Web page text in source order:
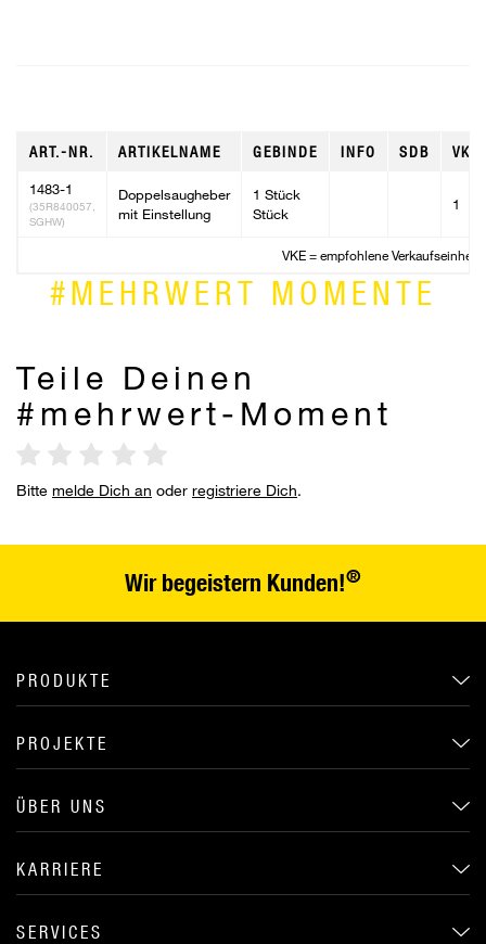
ART.-NR. ARTIKELNAME GEBINDE INFO SDB VKE
1483-1
(35R840057,
SGHW)
Doppelsaugheber
mit Einstellung
1 Stück
Stück
1
VKE = empfohlene Verkaufseinheit
#MEHRWERT MOMENTE
Teile Deinen
#mehrwert-Moment
Bitte melde Dich an oder registriere Dich.
Wir begeistern Kunden!®
PRODUKTE
PROJEKTE
ÜBER UNS
KARRIERE
SERVICES